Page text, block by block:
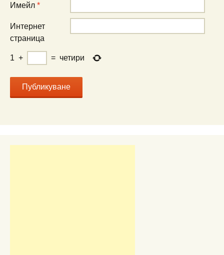
Имейл *
Интернет
страница
1 + = четири